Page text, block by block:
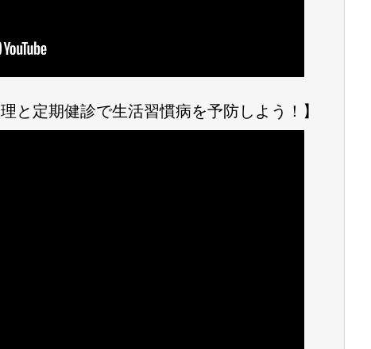
と定期健診で生活習慣病を予防しよう！】